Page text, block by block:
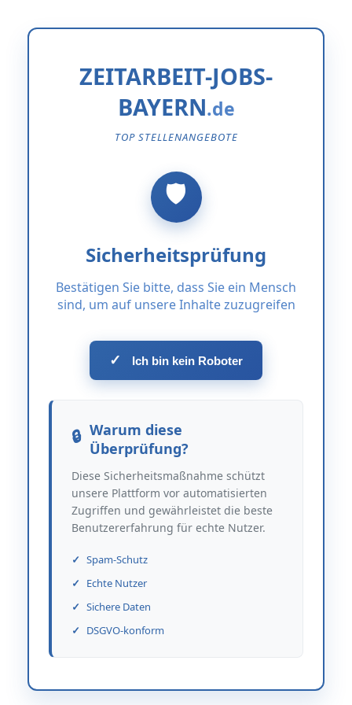
ZEITARBEIT-JOBS-
BAYERN
TOP STELLENANGEBOTE
Sicherheitsprüfung
Bestätigen Sie bitte, dass Sie ein Mensch
sind, um auf unsere Inhalte zuzugreifen
✓ Ich bin kein Roboter
Warum diese
Überprüfung?
Diese Sicherheitsmaßnahme schützt
unsere Plattform vor automatisierten
Zugriffen und gewährleistet die beste
Benutzererfahrung für echte Nutzer.
Spam-Schutz
Echte Nutzer
Sichere Daten
DSGVO-konform